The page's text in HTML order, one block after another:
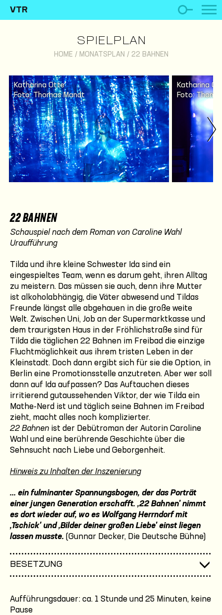
VTR
SPIELPLAN
HOME / MONATSPLAN / 22 BAHNEN
Katharina Otte
Foto: Thomas Mandt
Katharina
Foto:
22 BAHNEN
Schauspiel nach dem Roman von Caroline Wahl
Uraufführung
Tilda und ihre kleine Schwester Ida sind ein
eingespieltes Team, wenn es darum geht, ihren Alltag
zu meistern. Das müssen sie auch, denn ihre Mutter
ist alkoholabhängig, die Väter abwesend und Tildas
Freunde längst alle abgehauen in die große weite
Welt. Zwischen Uni, Job an der Supermarktkasse und
dem traurigsten Haus in der Fröhlichstraße sind für
Tilda die täglichen 22 Bahnen im Freibad die einzige
Fluchtmöglichkeit aus ihrem tristen Leben in der
Kleinstadt. Doch dann ergibt sich für sie die Option, in
Berlin eine Promotionsstelle anzutreten. Aber wer soll
dann auf Ida aufpassen? Das Auftauchen dieses
irritierend gutaussehenden Viktor, der wie Tilda ein
Mathe-Nerd ist und täglich seine Bahnen im Freibad
zieht, macht alles noch komplizierter.
22 Bahnen ist der Debütroman der Autorin Caroline
Wahl und eine berührende Geschichte über die
Sehnsucht nach Liebe und Geborgenheit.
Hinweis zu Inhalten der Inszenierung
... ein fulminanter Spannungsbogen, der das Porträt
einer jungen Generation erschafft. ,22 Bahnen' nimmt
es dort wieder auf, wo es Wolfgang Herrndorf mit
,Tschick' und ,Bilder deiner großen Liebe' einst liegen
lassen musste. (Gunnar Decker, Die Deutsche Bühne)
BESETZUNG
Aufführungsdauer: ca. 1 Stunde und 25 Minuten, keine
Pause